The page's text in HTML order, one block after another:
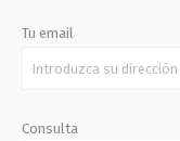
Tu email
Consulta